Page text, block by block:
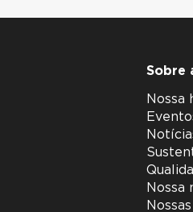
Sobre
Nossa
Nossa